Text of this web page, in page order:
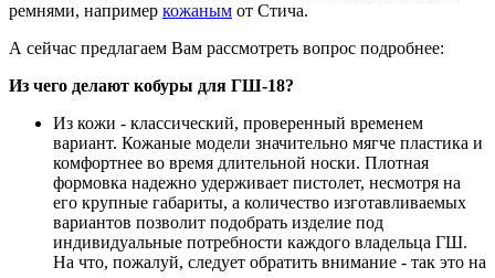
ремнями, например кожаным от Стича.
А сейчас предлагаем Вам рассмотреть вопрос подробнее:
Из чего делают кобуры для ГШ-18?
Из кожи - классический, проверенный временем
вариант. Кожаные модели значительно мягче пластика и
комфортнее во время длительной носки. Плотная
формовка надежно удерживает пистолет, несмотря на
его крупные габариты, а количество изготавливаемых
вариантов позволит подобрать изделие под
индивидуальные потребности каждого владельца ГШ.
На что, пожалуй, следует обратить внимание - так это на